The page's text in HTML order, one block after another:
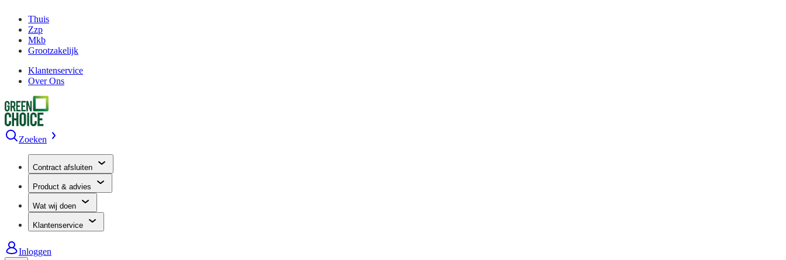
Thuis
Zzp
Mkb
Grootzakelijk
Klantenservice
Over Ons
Zoeken
Contract afsluiten
Product & advies
Wat wij doen
Klantenservice
Inloggen